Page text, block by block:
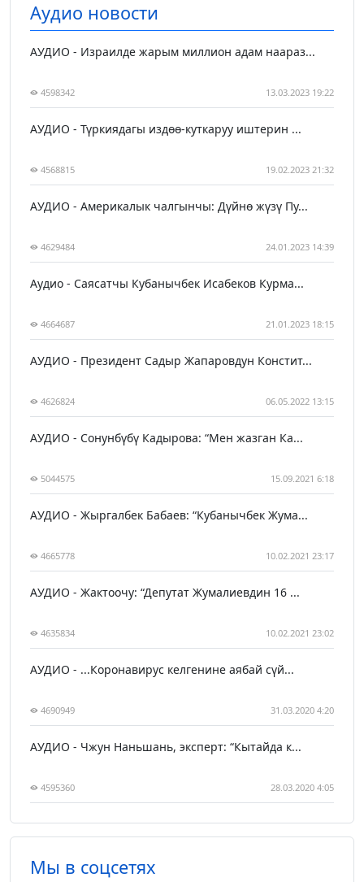
Аудио новости
АУДИО - Израилде жарым миллион адам наараз...
4598342 13.03.2023 19:22
АУДИО - Түркиядагы издөө-куткаруу иштерин ...
4568815 19.02.2023 21:32
АУДИО - Америкалык чалгынчы: Дүйнө жүзү Пу...
4629484 24.01.2023 14:39
Аудио - Саясатчы Кубанычбек Исабеков Курма...
4664687 21.01.2023 18:15
АУДИО - Президент Садыр Жапаровдун Констит...
4626824 06.05.2022 13:15
АУДИО - Сонунбүбү Кадырова: “Мен жазган Ка...
5044575 15.09.2021 6:18
АУДИО - Жыргалбек Бабаев: “Кубанычбек Жума...
4665778 10.02.2021 23:17
АУДИО - Жактоочу: “Депутат Жумалиевдин 16 ...
4635834 10.02.2021 23:02
АУДИО - ...Коронавирус келгенине аябай сүй...
4690949 31.03.2020 4:20
АУДИО - Чжун Наньшань, эксперт: “Кытайда к...
4595360 28.03.2020 4:05
Мы в соцсетях